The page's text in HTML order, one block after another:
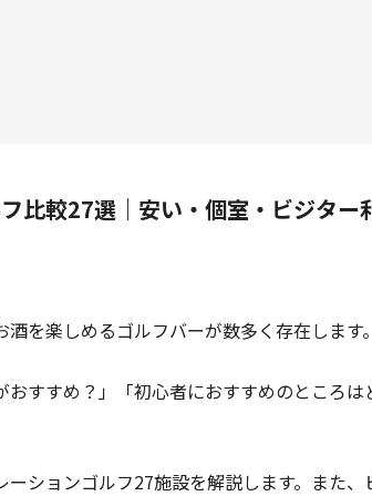
比較27選｜安い・個室・ビジタ
を楽しめるゴルフバーが数多く存在します。
すすめ？」「初心者におすすめのところ
ションゴルフ27施設を解説します。また